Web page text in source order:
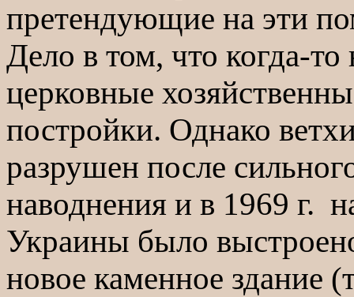
претендующие на эти
Дело в том, что когда-то
церковные
постройки. Однако
разрушен после
наводнения и в 1969 г.
Украины было
новое каменное здание